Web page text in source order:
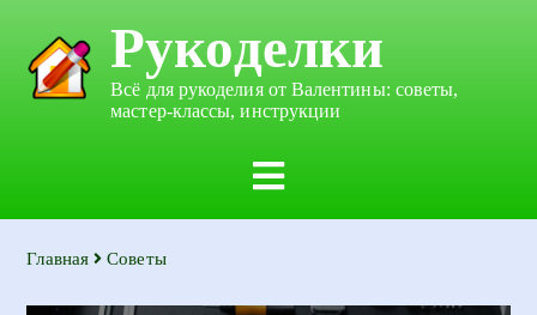
Рукоделки
Всё для рукоделия от Валентины: советы,
мастер-классы, инструкции
Главная Советы